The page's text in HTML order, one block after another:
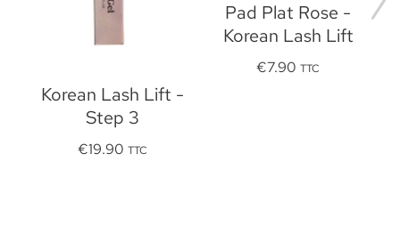
Korean Lash Lift -
Step 3
€19.90 TTC
Pad Plat Rose -
Korean Lash Lift
€7.90 TTC